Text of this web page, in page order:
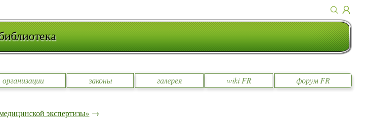
организации законы галерея wiki FR форум FR
экспертизы» →